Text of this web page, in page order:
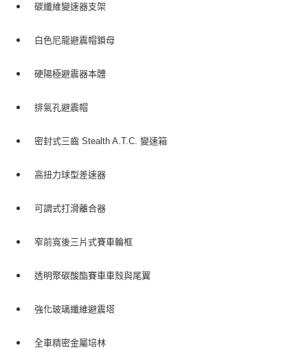
碳纖維變速器支架
白色尼龍避震帽鎖母
硬陽極避震器本體
排氣孔避震帽
密封式三齒 Stealth A.T.C. 變速箱
高扭力球型差速器
可調式打滑離合器
窄前寬後三片式賽車輪框
透明聚碳酸酯賽車車殼與尾翼
強化玻璃纖維避震塔
全車精密金屬培林